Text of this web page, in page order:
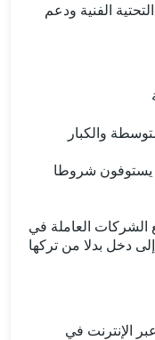
الفنية ودعم
والكبار
يستوفون شروطا
الشركات العاملة في
دخل بدلا من تركها
الإنترنت في